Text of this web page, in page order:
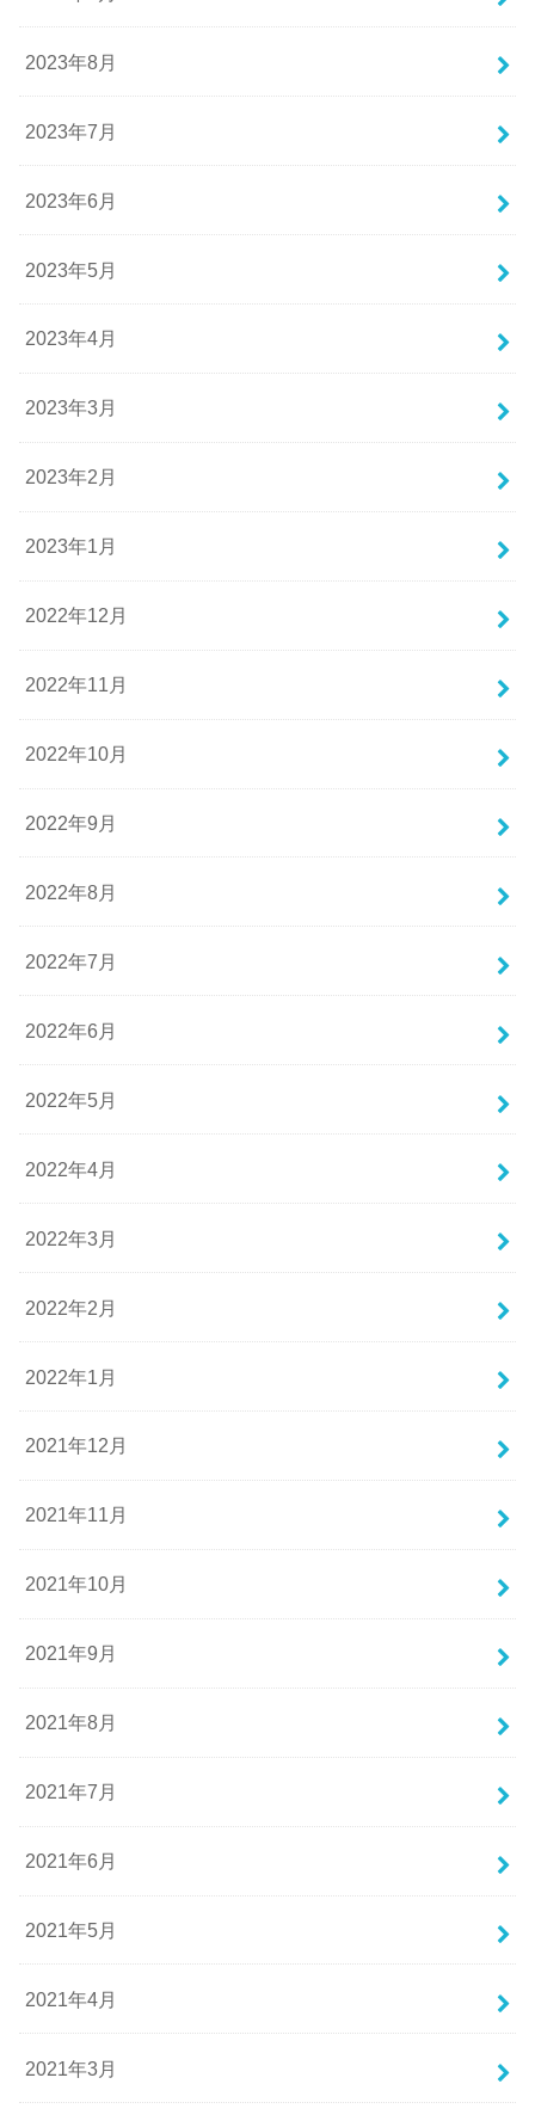
2023年8月
2023年7月
2023年6月
2023年5月
2023年4月
2023年3月
2023年2月
2023年1月
2022年12月
2022年11月
2022年10月
2022年9月
2022年8月
2022年7月
2022年6月
2022年5月
2022年4月
2022年3月
2022年2月
2022年1月
2021年12月
2021年11月
2021年10月
2021年9月
2021年8月
2021年7月
2021年6月
2021年5月
2021年4月
2021年3月